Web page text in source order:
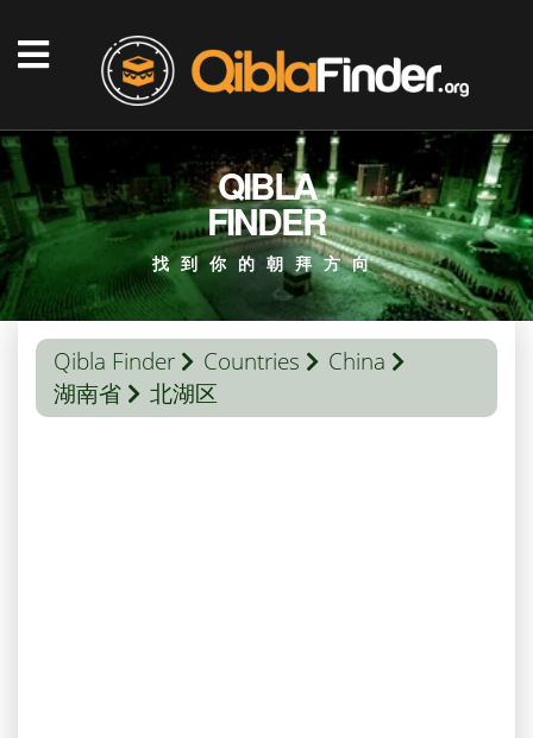
QIBLA
FINDER
找到你的朝拜方向
Qibla Finder Countries
China
湖南省
北湖区